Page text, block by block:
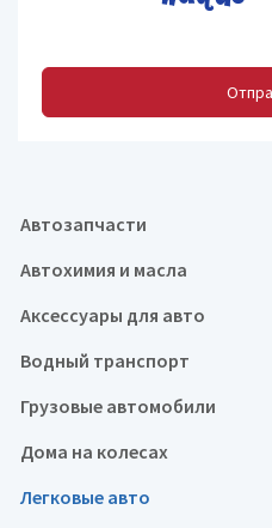
Автозапчасти
Автохимия и масла
Аксессуары для авто
Водный транспорт
Грузовые автомобили
Дома на колесах
Легковые авто